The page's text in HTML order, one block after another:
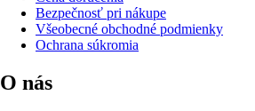
Bezpečnosť pri nákupe
Všeobecné obchodné podmienky
Ochrana súkromia
O nás